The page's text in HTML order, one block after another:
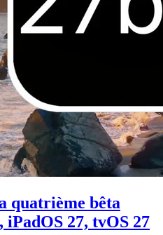
quatrième bêta
iPadOS 27, tvOS 27